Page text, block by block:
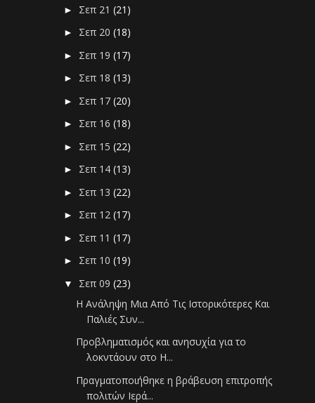
► Σεπ 21(21)
► Σεπ 20(18)
► Σεπ 19(17)
► Σεπ 18(13)
► Σεπ 17(20)
► Σεπ 16(18)
► Σεπ 15(22)
► Σεπ 14(13)
► Σεπ 13(22)
► Σεπ 12(17)
► Σεπ 11(17)
► Σεπ 10(19)
▼ Σεπ 09(23)
Η Ανάληψη Μια Από Τις Ιστορικότερες Και
Παλιές Συν...
Προβληματισμός και ανησυχία για το
λοκντάουν στο Η...
Πραγματοποιήθηκε η βράβευση επιτροπής
πολιτών Ιερά...